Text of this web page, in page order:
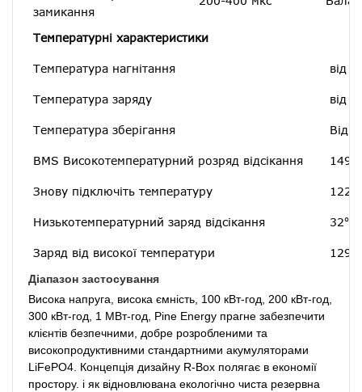
замикання
Температурні характеристики
Температура нагнітання від
Температура заряду від
Температура зберігання Від
BMS Високотемпературний розряд відсікання
Знову підключіть температуру 122
Низькотемпературний заряд відсікання
Заряд від високої температури
Діапазон застосування
Висока напруга, висока ємність, 100 кВт-год, 200 кВт-год,
300 кВт-год, 1 МВт-год, Pine Energy прагне забезпечити
клієнтів безпечними, добре розробленими та
високопродуктивними стандартними акумуляторами
LiFePO4. Концепція дизайну R-Box полягає в економії
простору. і як відновлювана екологічно чиста резервна